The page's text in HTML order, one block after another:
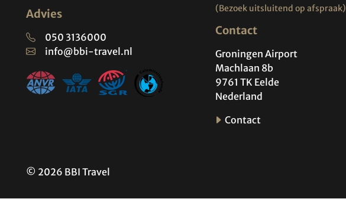
Advies
050 3136000
info@bbi-travel.nl
(Bezoek uitsluitend op afspraak)
Contact
Groningen Airport
Machlaan 8b
9761 TK Eelde
Nederland
Contact
© 2026 BBI Travel